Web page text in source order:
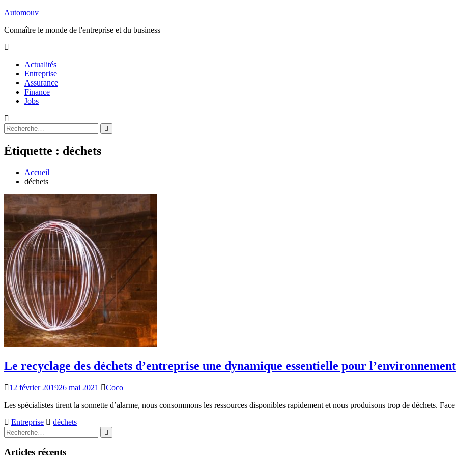
Aller
contenu
Automouv
Connaître le monde de l'entreprise et du business
Actualités
Entreprise
Assurance
Finance
Jobs
Rechercher
:
Rechercher
Étiquette : déchets
Accueil
déchets
Le recyclage des déchets d’entreprise une dynamique essentielle pour l’environnement
12 février 201926 mai 2021
Coco
Les spécialistes tirent la sonnette d’alarme, nous consommons les ressources disponibles rapidement et nous produisons trop de déchets.
Entreprise
déchets
Rechercher
:
Rechercher
Articles récents